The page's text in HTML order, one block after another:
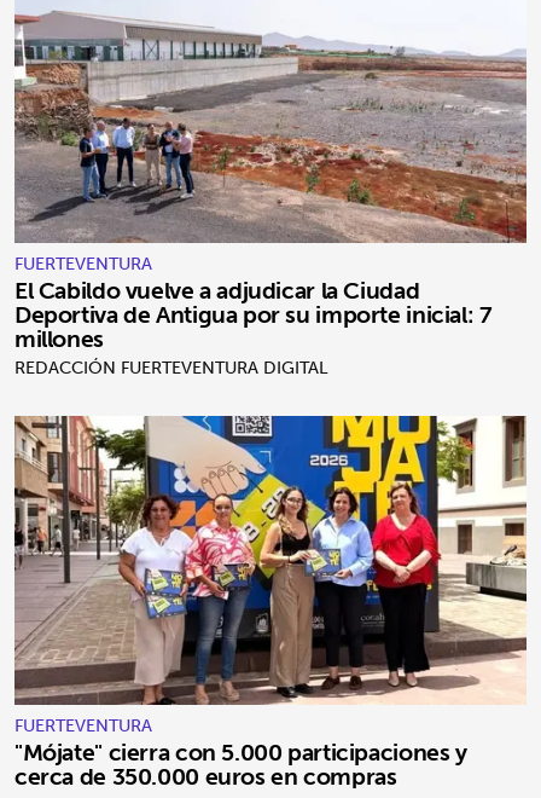
FUERTEVENTURA
El Cabildo vuelve a adjudicar la Ciudad
Deportiva de Antigua por su importe inicial: 7
millones
REDACCIÓN FUERTEVENTURA DIGITAL
FUERTEVENTURA
"Mójate" cierra con 5.000 participaciones y
cerca de 350.000 euros en compras